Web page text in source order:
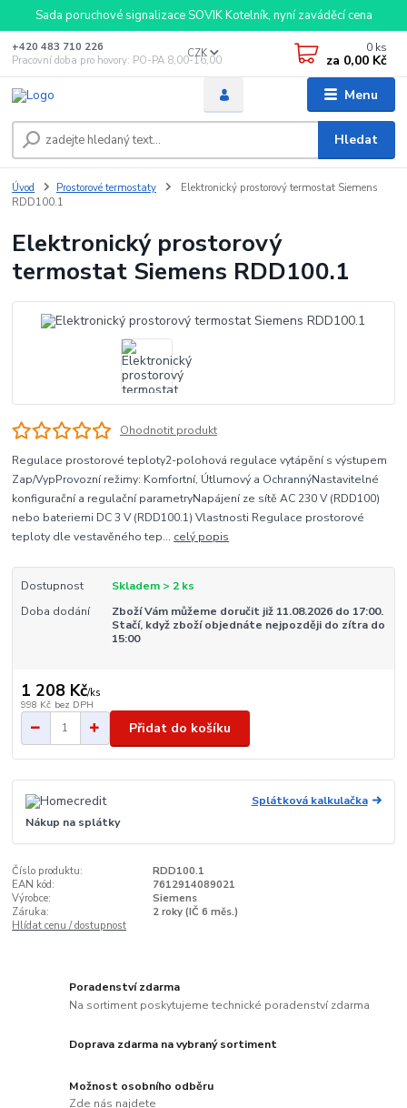
Sada poruchové signalizace SOVIK Kotelník, nyní zaváděcí cena
Menu
CZK
Hledat
+420 483 710 226
Pracovní doba pro hovory: PO-PA 8,00-16,00
0 ks
za 0,00 Kč
Úvod Prostorové termostaty
Elektronický prostorový termostat Siemens
RDD100.1
Elektronický prostorový
termostat Siemens RDD100.1
Ohodnotit produkt
Regulace prostorové teploty2-polohová regulace vytápění s výstupem
Zap/VypProvozní režimy: Komfortní, Útlumový a OchrannýNastavitelné
konfigurační a regulační parametryNapájení ze sítě AC 230 V (RDD100)
nebo bateriemi DC 3 V (RDD100.1) Vlastnosti Regulace prostorové
teploty dle vestavěného tep... celý popis
Dostupnost
Skladem > 2 ks
Doba dodání
Zboží Vám můžeme doručit již 11.08.2026 do 17:00.
Stačí, když zboží objednáte nejpozději do zítra do
15:00
1 208 Kč/ks
998 Kč bez DPH
Přidat do košíku
Splátková kalkulačka
Nákup na splátky
Číslo produktu:
RDD100.1
EAN kód:
7612914089021
Výrobce:
Siemens
Záruka:
2 roky (IČ 6 měs.)
Hlídat cenu / dostupnost
Poradenství zdarma
Na sortiment poskytujeme technické poradenství zdarma
Doprava zdarma na vybraný sortiment
Možnost osobního odběru
Zde nás najdete